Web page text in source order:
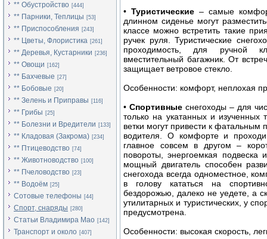
** Обустройство [444]
** Парники, Теплицы [53]
** Приспособления [243]
** Цветы, Флористика [261]
** Деревья, Кустарники [236]
** Овощи [162]
** Бахчевые [27]
** Бобовые [20]
** Зелень и Приправы [116]
** Грибы [25]
** Болезни и Вредители [133]
** Кладовая (Закрома) [234]
** Птицеводство [74]
** Животноводство [100]
** Пчеловодство [23]
** Водоём [25]
Сотовые телефоны [44]
Спорт, снаряды [280]
Статьи Владимира Мао [142]
Транспорт и около [407]
• Туристические– самые
длинном сиденье могут
классе можно встретить такие
ручек руля. Туристические
проходимость, для ручной
вместительный багажник. От
защищает ветровое стекло.
Особенности: комфорт, неплохая
•Спортивные снегоходы – для
только на укатанных и
ветки могут привести к фатальным
водителя. О комфорте и
главное совсем в другом –
повороты, энергоемкая
мощный двигатель способен
снегохода всегда одноместное,
в голову кататься на
бездорожью, далеко не уедете, а
утилитарных и туристических, у
предусмотрена.
Особенности: высокая скорость,